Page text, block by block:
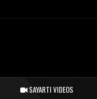
SAYARTI VIDEOS